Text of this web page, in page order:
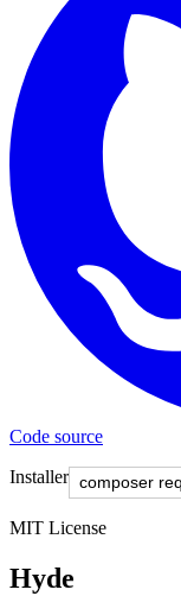
Code source
Installer
MIT License
Hyde